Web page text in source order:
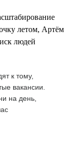
летом, Артём
людей
к тому,
вакансии.
на день,